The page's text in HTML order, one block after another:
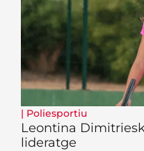
| Poliesportiu
Leontina
lideratge